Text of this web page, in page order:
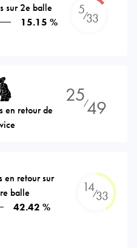
sur 2e balle
15.15 %
5⁄33
en retour de
25⁄49
en retour sur
balle
42.42 %
14⁄33